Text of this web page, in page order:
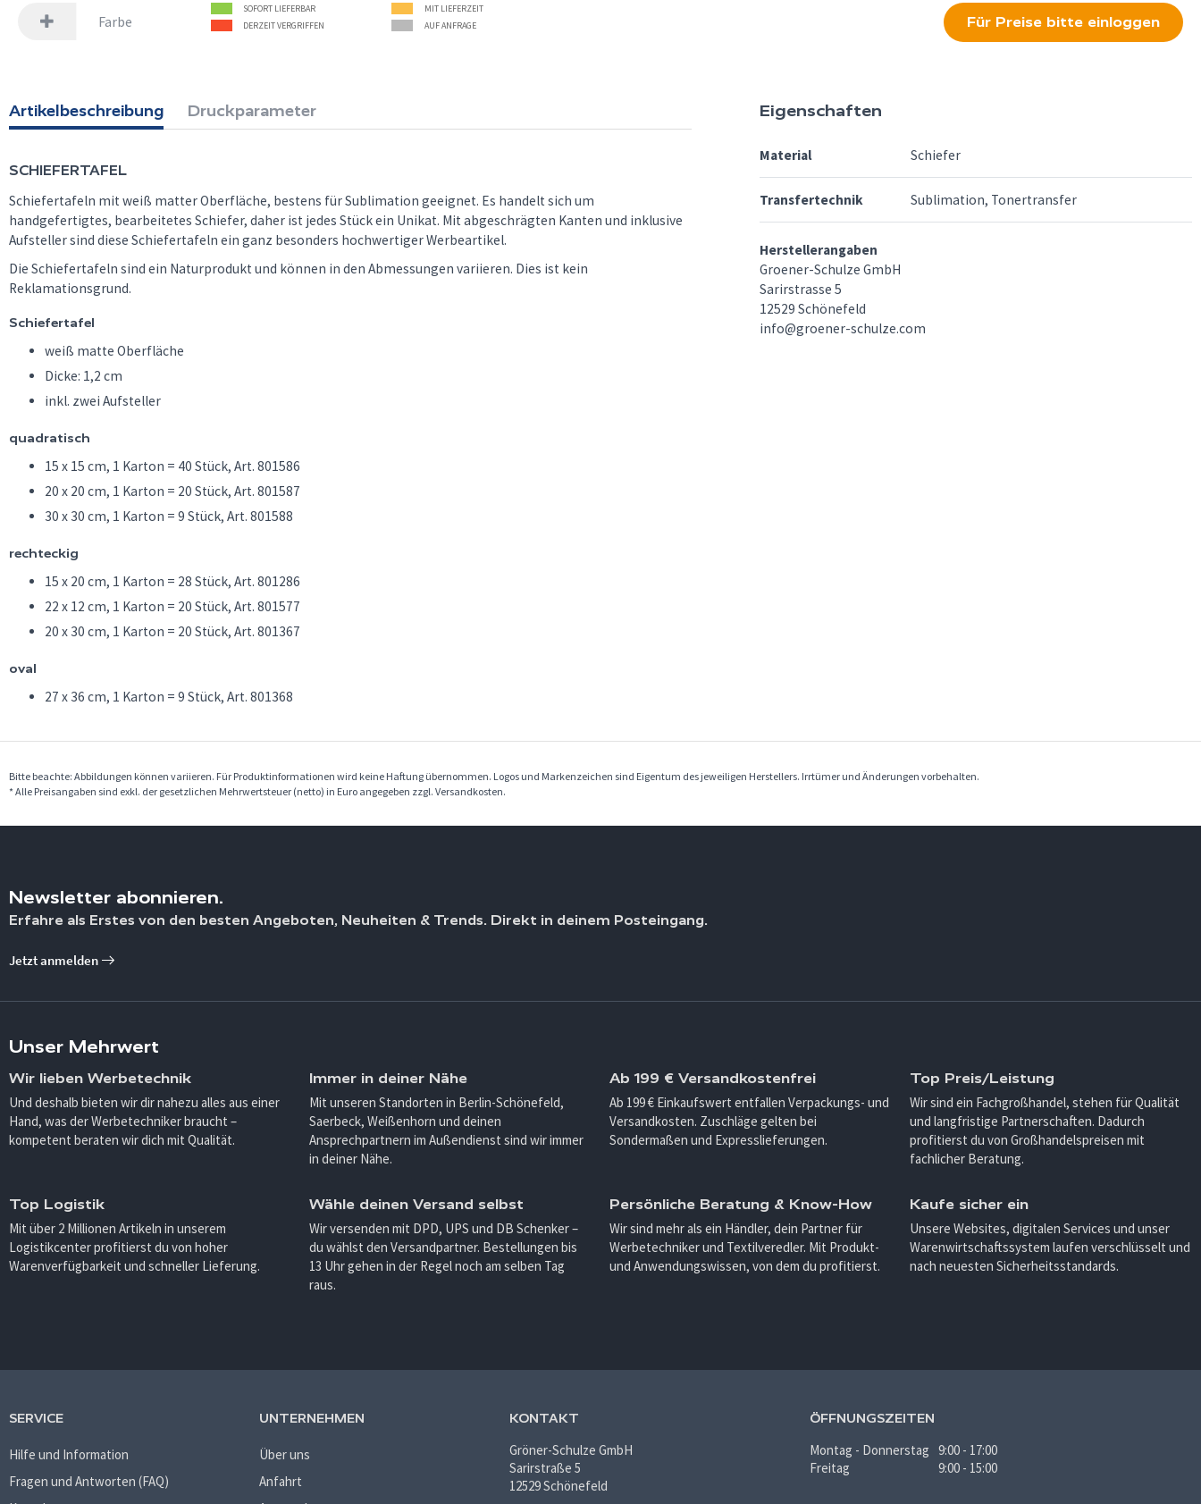
Farbe
SOFORT LIEFERBAR
MIT LIEFERZEIT
DERZEIT VERGRIFFEN
AUF ANFRAGE Für Preise bitte einloggen
Artikelbeschreibung Druckparameter
SCHIEFERTAFEL
Schiefertafeln mit weiß matter Oberfläche, bestens für Sublimation geeignet. Es handelt sich um
handgefertigtes, bearbeitetes Schiefer, daher ist jedes Stück ein Unikat. Mit abgeschrägten Kanten und inklusive
Aufsteller sind diese Schiefertafeln ein ganz besonders hochwertiger Werbeartikel.
Die Schiefertafeln sind ein Naturprodukt und können in den Abmessungen variieren. Dies ist kein
Reklamationsgrund.
Schiefertafel
weiß matte Oberfläche
Dicke: 1,2 cm
inkl. zwei Aufsteller
quadratisch
15 x 15 cm, 1 Karton = 40 Stück, Art. 801586
20 x 20 cm, 1 Karton = 20 Stück, Art. 801587
30 x 30 cm, 1 Karton = 9 Stück, Art. 801588
rechteckig
15 x 20 cm, 1 Karton = 28 Stück, Art. 801286
22 x 12 cm, 1 Karton = 20 Stück, Art. 801577
20 x 30 cm, 1 Karton = 20 Stück, Art. 801367
oval
27 x 36 cm, 1 Karton = 9 Stück, Art. 801368
Eigenschaften
Material Schiefer
Transfertechnik Sublimation, Tonertransfer
Herstellerangaben
Groener-Schulze GmbH
Sarirstrasse 5
12529 Schönefeld
info@groener-schulze.com
Bitte beachte: Abbildungen können variieren. Für Produktinformationen wird keine Haftung übernommen. Logos und Markenzeichen sind Eigentum des jeweiligen Herstellers. Irrtümer und Änderungen vorbehalten.
* Alle Preisangaben sind exkl. der gesetzlichen Mehrwertsteuer (netto) in Euro angegeben zzgl. Versandkosten.
Newsletter abonnieren.
Erfahre als Erstes von den besten Angeboten, Neuheiten & Trends. Direkt in deinem Posteingang.
Jetzt anmelden
Unser Mehrwert
Wir lieben Werbetechnik
Und deshalb bieten wir dir nahezu alles aus einer
Hand, was der Werbetechniker braucht –
kompetent beraten wir dich mit Qualität.
Immer in deiner Nähe
Mit unseren Standorten in Berlin-Schönefeld,
Saerbeck, Weißenhorn und deinen
Ansprechpartnern im Außendienst sind wir immer
in deiner Nähe.
Ab 199 € Versandkostenfrei
Ab 199 € Einkaufswert entfallen Verpackungs- und
Versandkosten. Zuschläge gelten bei
Sondermaßen und Expresslieferungen.
Top Preis/Leistung
Wir sind ein Fachgroßhandel, stehen für Qualität
und langfristige Partnerschaften. Dadurch
profitierst du von Großhandelspreisen mit
fachlicher Beratung.
Top Logistik
Mit über 2 Millionen Artikeln in unserem
Logistikcenter profitierst du von hoher
Warenverfügbarkeit und schneller Lieferung.
Wähle deinen Versand selbst
Wir versenden mit DPD, UPS und DB Schenker –
du wählst den Versandpartner. Bestellungen bis
13 Uhr gehen in der Regel noch am selben Tag
raus.
Persönliche Beratung & Know-How
Wir sind mehr als ein Händler, dein Partner für
Werbetechniker und Textilveredler. Mit Produkt-
und Anwendungswissen, von dem du profitierst.
Kaufe sicher ein
Unsere Websites, digitalen Services und unser
Warenwirtschaftssystem laufen verschlüsselt und
nach neuesten Sicherheitsstandards.
SERVICE
Hilfe und Information
Fragen und Antworten (FAQ)
UNTERNEHMEN
Über uns
Anfahrt
KONTAKT
Gröner-Schulze GmbH
Sarirstraße 5
12529 Schönefeld
ÖFFNUNGSZEITEN
Montag - Donnerstag 9:00 - 17:00
Freitag
9:00 - 15:00